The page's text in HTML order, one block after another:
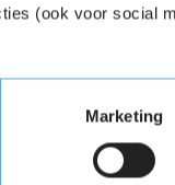
(ook voor social
Marketing